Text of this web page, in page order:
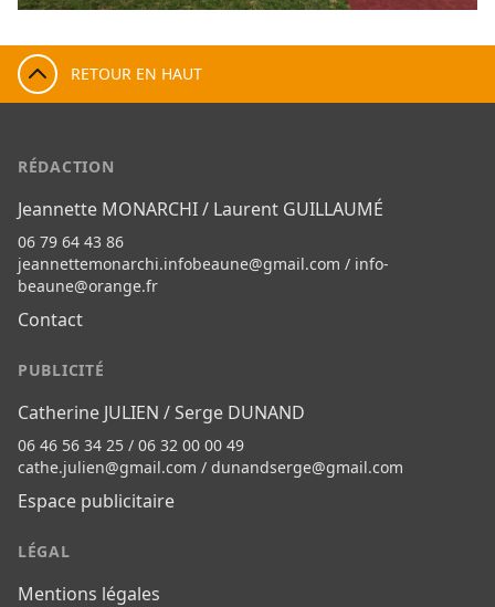
RETOUR EN HAUT
RÉDACTION
Jeannette MONARCHI / Laurent GUILLAUMÉ
06 79 64 43 86
jeannettemonarchi.infobeaune@gmail.com / info-
beaune@orange.fr
Contact
PUBLICITÉ
Catherine JULIEN / Serge DUNAND
06 46 56 34 25 / 06 32 00 00 49
cathe.julien@gmail.com / dunandserge@gmail.com
Espace publicitaire
LÉGAL
Mentions légales